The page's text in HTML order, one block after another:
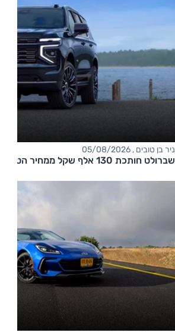
ניר בן טובים , 05/08/2026
שברולט חותכת 130 אלף שקל ממחיר הטאהו